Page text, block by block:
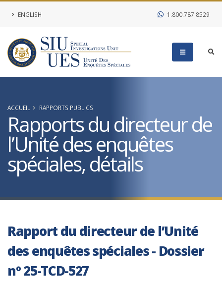
ENGLISH 1.800.787.8529
ACCUEIL RAPPORTS PUBLICS
Rapports du directeur de
l’Unité des enquêtes
spéciales, détails
Rapport du directeur de l’Unité
des enquêtes spéciales - Dossier
nº 25-TCD-527